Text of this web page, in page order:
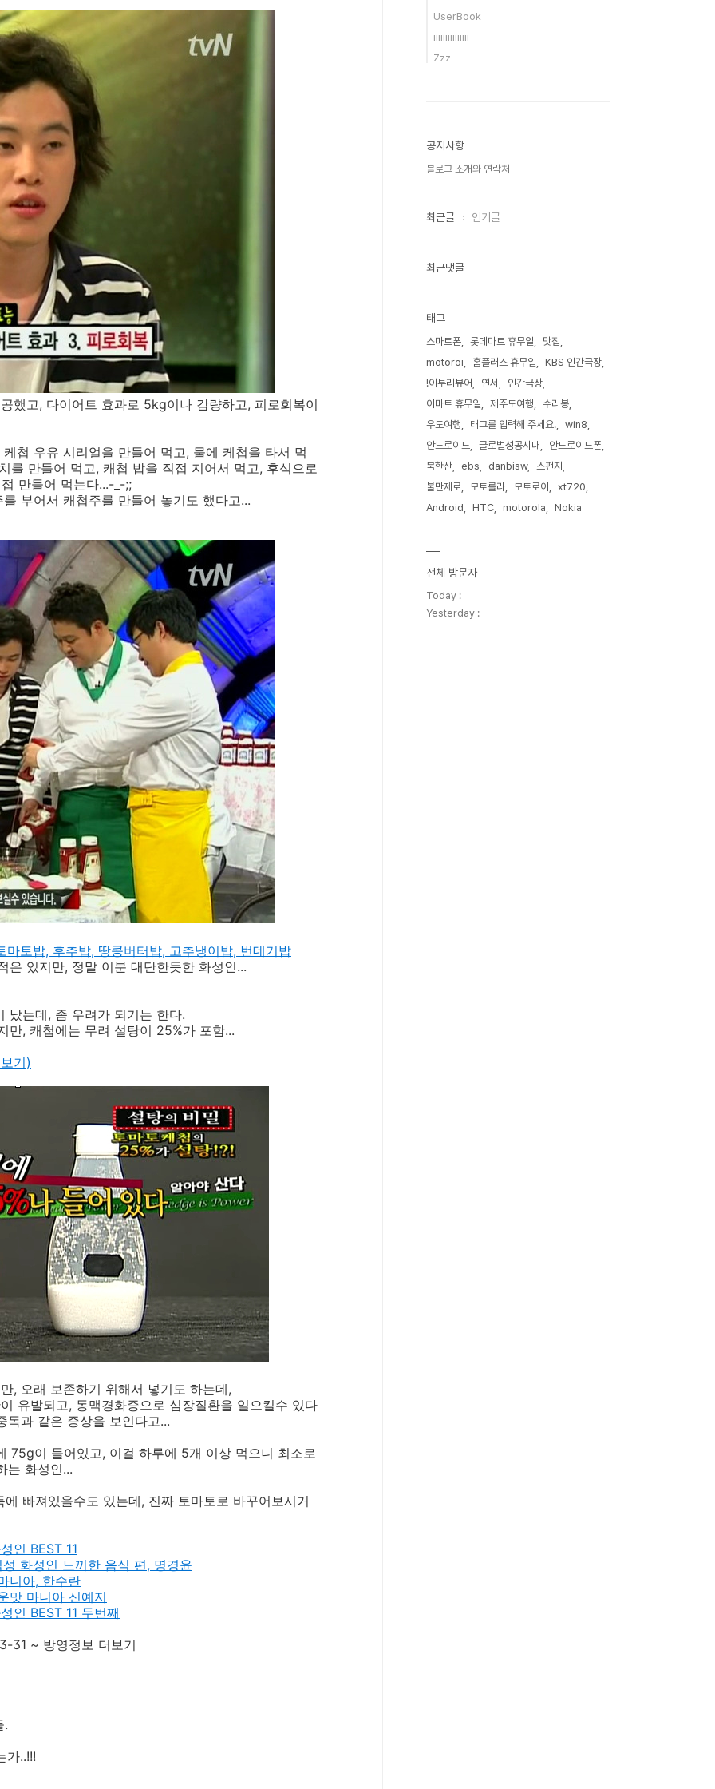
했고, 다이어트 효과로 5kg이나 감량하고, 피로회복이
첩 우유 시리얼을 만들어 먹고, 물에 케첩을 타서 먹
를 만들어 먹고, 캐첩 밥을 직접 지어서 먹고, 후식으로
만들어 먹는다...-_-;;
부어서 캐첩주를 만들어 놓기도 했다고...
토밥, 후추밥, 땅콩버터밥, 고추냉이밥, 번데기밥
은 있지만, 정말 이분 대단한듯한 화성인...
났는데, 좀 우려가 되기는 한다.
만, 캐첩에는 무려 설탕이 25%가 포함...
기)
, 오래 보존하기 위해서 넣기도 하는데,
유발되고, 동맥경화증으로 심장질환을 일으킬수 있다
독과 같은 증상을 보인다고...
75g이 들어있고, 이걸 하루에 5개 이상 먹으니 최소로
는 화성인...
빠져있을수도 있는데, 진짜 토마토로 바꾸어보시거
인 BEST 11
화성인 느끼한 음식 편, 명경윤
니아, 한수란
맛 마니아 신예지
인 BEST 11 두번째
~ 방영정보 더보기
.
가..!!!
UserBook
iiiiiiiiiiiiiii
Zzz
공지사항
블로그 소개와 연락처
최근글 인기글
최근댓글
태그
스마트폰 롯데마트 휴무일
맛집
motoroi
홈플러스 휴무일
KBS 인간극장
!이투리뷰어
연서
인간극장
이마트 휴무일
제주도여행
수리봉
우도여행
태그를 입력해 주세요.
win8
안드로이드
글로벌성공시대
안드로이드폰
북한산
ebs danbisw
스펀지
불만제로
모토롤라 모토로이
xt720
Android
HTC motorola Nokia
전체 방문자
Today :
Yesterday :